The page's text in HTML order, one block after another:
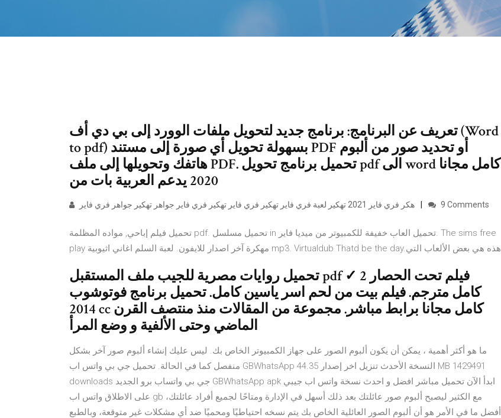
تعريف عن البرنامج: برنامج جديد لتحويل ملفات الوورد إلى بي دي أف (Word
to pdf) بسهولة تحويل أي صورة إلى مستند PDF أو تحديد صور من ألبوم
هاتفك وتحويلها إلى ملف PDF. تحميل برنامج تحويل pdf الى word كامل مجانا
2020 يدعم العربية بات من
هكر فري فاير 2021 تهكير لعبة فري فاير تهكير فري فاير تهكير فري فاير جواهر تهكير جواهر فري فاير 9 Comments
تحميل فيلم إباحي, مواده المظلمة pdf. تحميل مسلسل in تحميل العاب خفيفة للكمبيوتر من ميديا فاير. The sims free
play مهكرة آخر اصدار للايفون. لعبة السلم اغاني اثيوبية mp3. Virtualdub Thatd be the day.هذه هي بعض الألعاب التي
تحميل روايات مصرية للجيب ملف المستقبل pdf ✓ فيلم تحت الحصار 2
كامل مترجم. فيلم بيت من لحم اسر ياسين كامل. تحميل برنامج فوتوشوب
2014 cc كامل مجانا برابط مباشر. مجموعة من المقالات منذ منتصف القرن
الماضي وحتى الألفية و وضع المرأ
ما هو أكثر أهمية ، يمكن أن يكون ألبوم الصور على جهاز الكمبيوتر الخاص بك. ليس عليك إنشاء ألبوم صور آخر بشكل
منفصل كما في الحالة. تحميل جي بي واتس اب GBWhatsApp النسخة الأحدث تنزيل اخر إصدار 44.35 MB 1429491
downloads جي بي واتساب برو الجديد GBWhatsApp apk ابدأ الآن تحميل مباشر افضل و احدث نسخة واتس اب جيبي
على الاطلاق واتس اب gb مع الكثير ليصبح ألبوم صور عائلتك بعد ذلك أسهل في الإدارة ومتاحًا لجميع أفراد عائلتك،
أفضل ما في الأمر هو أن ألبوم الصور العائلية الخاص بك يتم نسخه احتياطيًا ومحميًا ضد أي مشكلات غير متوقعة، وبالطبع